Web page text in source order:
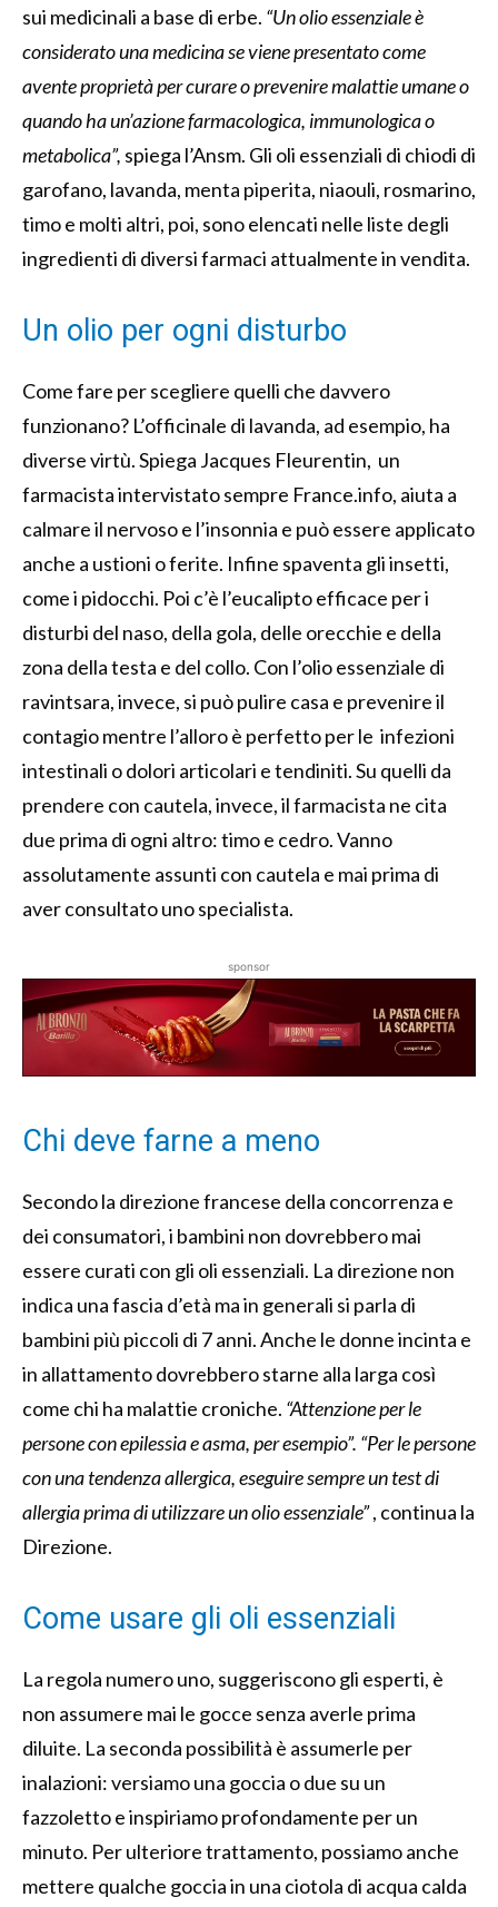
sui medicinali a base di erbe. “Un olio essenziale è
considerato una medicina se viene presentato come
avente proprietà per curare o prevenire malattie umane o
quando ha un’azione farmacologica, immunologica o
metabolica”, spiega l’Ansm. Gli oli essenziali di chiodi di
garofano, lavanda, menta piperita, niaouli, rosmarino,
timo e molti altri, poi, sono elencati nelle liste degli
ingredienti di diversi farmaci attualmente in vendita.
Un olio per ogni disturbo
Come fare per scegliere quelli che davvero
funzionano? L’officinale di lavanda, ad esempio, ha
diverse virtù. Spiega Jacques Fleurentin, un
farmacista intervistato sempre France.info, aiuta a
calmare il nervoso e l’insonnia e può essere applicato
anche a ustioni o ferite. Infine spaventa gli insetti,
come i pidocchi. Poi c’è l’eucalipto efficace per i
disturbi del naso, della gola, delle orecchie e della
zona della testa e del collo. Con l’olio essenziale di
ravintsara, invece, si può pulire casa e prevenire il
contagio mentre l’alloro è perfetto per le infezioni
intestinali o dolori articolari e tendiniti. Su quelli da
prendere con cautela, invece, il farmacista ne cita
due prima di ogni altro: timo e cedro. Vanno
assolutamente assunti con cautela e mai prima di
aver consultato uno specialista.
sponsor
Chi deve farne a meno
Secondo la direzione francese della concorrenza e
dei consumatori, i bambini non dovrebbero mai
essere curati con gli oli essenziali. La direzione non
indica una fascia d’età ma in generali si parla di
bambini più piccoli di 7 anni. Anche le donne incinta e
in allattamento dovrebbero starne alla larga così
come chi ha malattie croniche. “Attenzione per le
persone con epilessia e asma, per esempio”. “Per le persone
con una tendenza allergica, eseguire sempre un test di
allergia prima di utilizzare un olio essenziale”, continua la
Direzione.
Come usare gli oli essenziali
La regola numero uno, suggeriscono gli esperti, è
non assumere mai le gocce senza averle prima
diluite. La seconda possibilità è assumerle per
inalazioni:versiamo una goccia o due su un
fazzoletto e inspiriamo profondamente per un
minuto. Per ulteriore trattamento, possiamo anche
mettere qualche goccia in una ciotola di acqua calda